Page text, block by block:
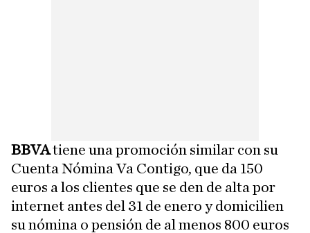
BBVAtiene una promoción similar con su
Cuenta Nómina Va Contigo, que da 150
euros a los clientes que se den de alta por
internet antes del 31 de enero y domicilien
su nómina o pensión de al menos 800 euros